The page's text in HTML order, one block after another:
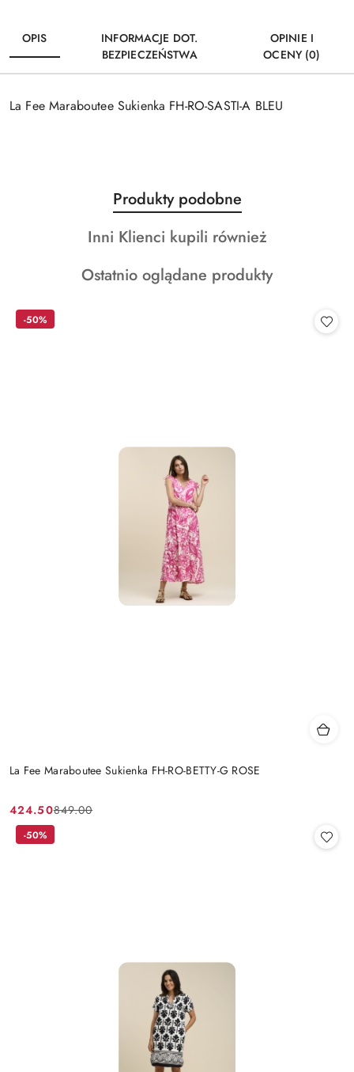
OPIS
INFORMACJE DOT.
BEZPIECZEŃSTWA
OPINIE I
OCENY (0)
La Fee Maraboutee Sukienka FH-RO-SASTI-A BLEU
Pomiń karuzelę produktów
Produkty
o
statusie:
Produkty podobne
Produkty
statusie:
Inni Klienci kupili również
Produkty
Ostatnio oglądane produkty
La Fee Maraboutee Sukienka FH-RO-BETTY-G ROSE
Cena
promocyjna:
424.50
Cena
przed
849.00
-50%
-50%